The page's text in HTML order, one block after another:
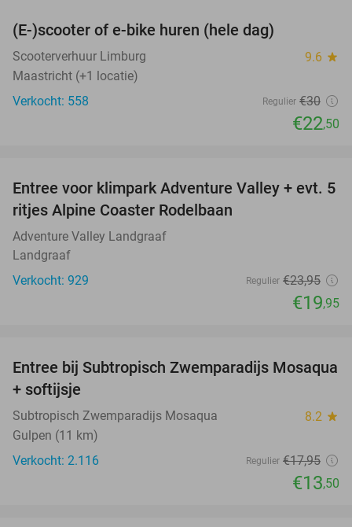
(E-)scooter of e-bike huren (hele dag)
Scooterverhuur Limburg 9.6 star
Maastricht (+1 locatie)
Verkocht: 558
Regulier €30
€22,50
17%
Entree voor klimpark Adventure Valley + evt. 5
ritjes Alpine Coaster Rodelbaan
Adventure Valley Landgraaf
Landgraaf
Verkocht: 929
Regulier €23,95
€19,95
25%
Entree bij Subtropisch Zwemparadijs Mosaqua
+ softijsje
Subtropisch Zwemparadijs Mosaqua 8.2 star
Gulpen (11 km)
Verkocht: 2.116
Regulier €17,95
€13,50